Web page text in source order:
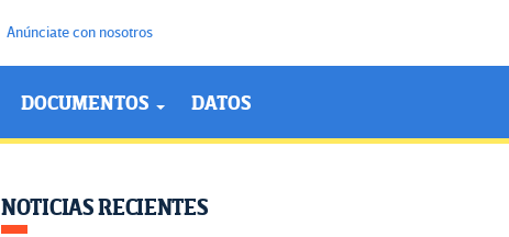
Anúnciate con nosotros
DOCUMENTOS DATOS
NOTICIAS RECIENTES